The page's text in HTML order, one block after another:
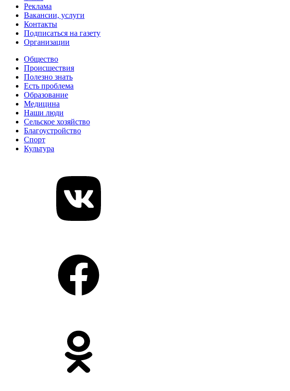
Реклама
Вакансии, услуги
Контакты
Подписаться на газету
Организации
Общество
Происшествия
Полезно знать
Есть проблема
Образование
Медицина
Наши люди
Сельское хозяйство
Благоустройство
Спорт
Культура